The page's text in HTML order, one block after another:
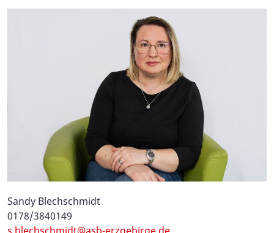
Sandy Blechschmidt
0178/3840149